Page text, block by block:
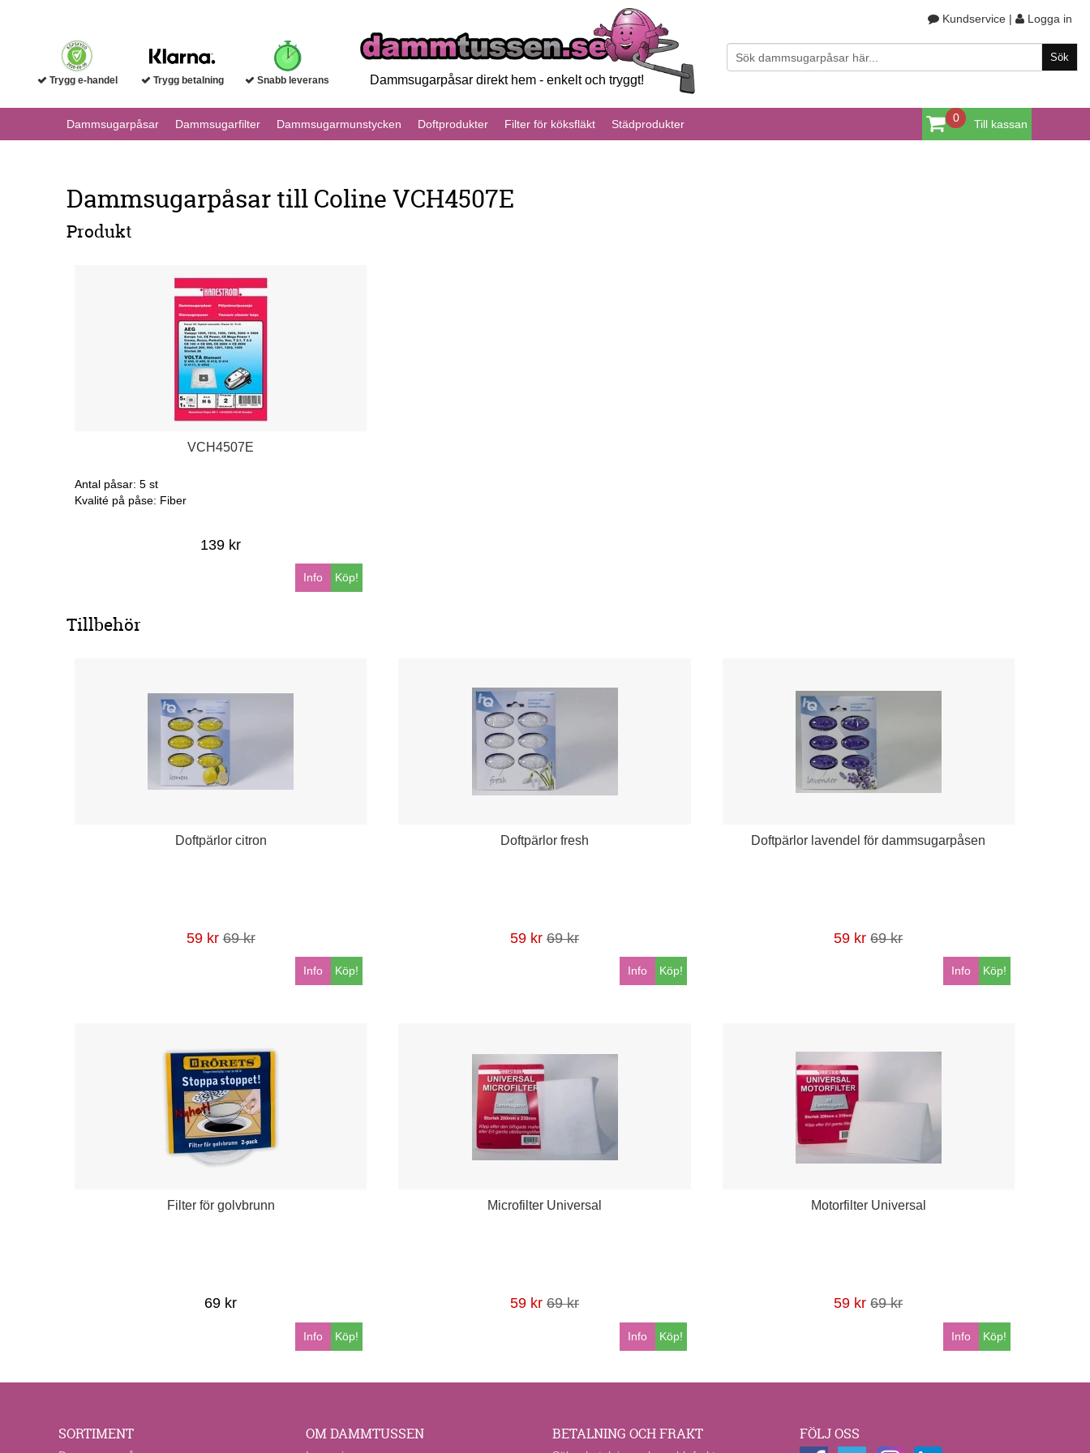
Dammsugarpåsar direkt hem - enkelt och tryggt!
Trygg e-handel Trygg betalning Snabb leverans
Kundservice | Logga in
0 Till kassan
Dammsugarpåsar Dammsugarfilter Dammsugarmunstycken Doftprodukter Filter för köksfläkt Städprodukter
Dammsugarpåsar till Coline VCH4507E
Produkt
VCH4507E
Antal påsar: 5 st
Kvalité på påse: Fiber
139 kr
Köp!
Info
Tillbehör
Doftpärlor citron
59 kr 69 kr
Köp!
Info
Doftpärlor fresh
59 kr 69 kr
Köp!
Info
Doftpärlor lavendel för dammsugarpåsen
59 kr 69 kr
Köp!
Info
Filter för golvbrunn
69 kr
Köp!
Info
Microfilter Universal
59 kr 69 kr
Köp!
Info
Motorfilter Universal
59 kr 69 kr
Köp!
Info
SORTIMENT OM DAMMTUSSEN BETALNING OCH FRAKT FÖLJ OSS